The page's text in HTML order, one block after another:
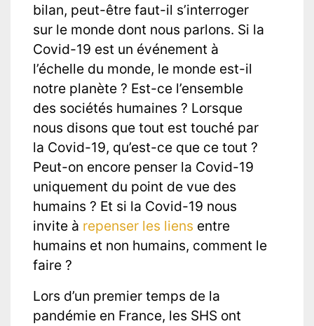
bilan, peut-être faut-il s’interroger
sur le monde dont nous parlons. Si la
Covid-19 est un événement à
l’échelle du monde, le monde est-il
notre planète ? Est-ce l’ensemble
des sociétés humaines ? Lorsque
nous disons que tout est touché par
la Covid-19, qu’est-ce que ce tout ?
Peut-on encore penser la Covid-19
uniquement du point de vue des
humains ? Et si la Covid-19 nous
invite à repenser les liens entre
humains et non humains, comment le
faire ?
Lors d’un premier temps de la
pandémie en France, les SHS ont